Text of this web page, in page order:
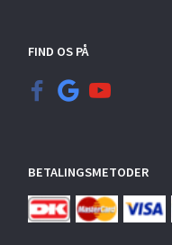
FIND OS PÅ
BETALINGSMETODER